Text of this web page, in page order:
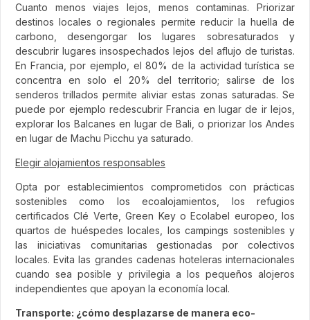
Cuanto menos viajes lejos, menos contaminas. Priorizar
destinos locales o regionales permite reducir la huella de
carbono, desengorgar los lugares sobresaturados y
descubrir lugares insospechados lejos del aflujo de turistas.
En Francia, por ejemplo, el 80% de la actividad turística se
concentra en solo el 20% del territorio; salirse de los
senderos trillados permite aliviar estas zonas saturadas. Se
puede por ejemplo redescubrir Francia en lugar de ir lejos,
explorar los Balcanes en lugar de Bali, o priorizar los Andes
en lugar de Machu Picchu ya saturado.
Elegir alojamientos responsables
Opta por establecimientos comprometidos con prácticas
sostenibles como los ecoalojamientos, los refugios
certificados Clé Verte, Green Key o Ecolabel europeo, los
quartos de huéspedes locales, los campings sostenibles y
las iniciativas comunitarias gestionadas por colectivos
locales. Evita las grandes cadenas hoteleras internacionales
cuando sea posible y privilegia a los pequeños alojeros
independientes que apoyan la economía local.
Transporte: ¿cómo desplazarse de manera eco-